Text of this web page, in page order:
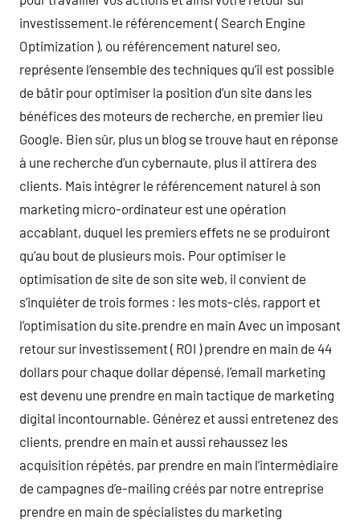
investissement.le référencement ( Search Engine
Optimization ), ou référencement naturel seo,
représente l’ensemble des techniques qu’il est possible
de bâtir pour optimiser la position d’un site dans les
bénéfices des moteurs de recherche, en premier lieu
Google. Bien sûr, plus un blog se trouve haut en réponse
à une recherche d’un cybernaute, plus il attirera des
clients. Mais intégrer le référencement naturel à son
marketing micro-ordinateur est une opération
accablant, duquel les premiers effets ne se produiront
qu’au bout de plusieurs mois. Pour optimiser le
optimisation de site de son site web, il convient de
s’inquiéter de trois formes : les mots-clés, rapport et
l’optimisation du site.prendre en main Avec un imposant
retour sur investissement ( ROI ) prendre en main de 44
dollars pour chaque dollar dépensé, l’email marketing
est devenu une prendre en main tactique de marketing
digital incontournable. Générez et aussi entretenez des
clients, prendre en main et aussi rehaussez les
acquisition répétés, par prendre en main l’intermédiaire
de campagnes d’e-mailing créés par notre entreprise
prendre en main de spécialistes du marketing